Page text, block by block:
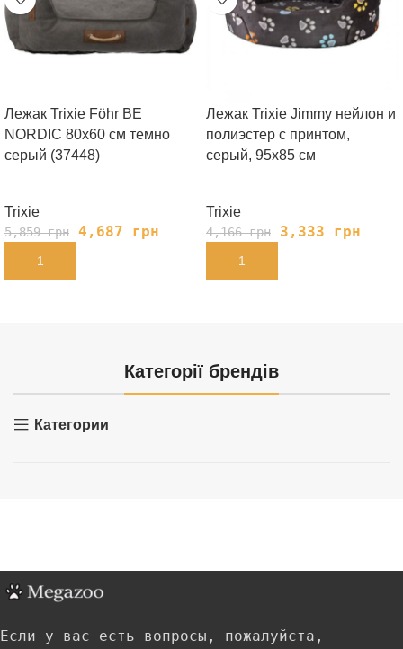
Лежак Trixie Föhr BE
NORDIC 80х60 cм темно
серый (37448)
Trixie
5,859грн 4,687 грн
В КОРЗИНУ
Лежак Trixie Jimmy нейлон и
полиэстер с принтом,
серый, 95х85 см
Trixie
4,166грн 3,333 грн
В КОРЗИНУ
Категорії брендів
Категории
Если у вас есть вопросы, пожалуйста,